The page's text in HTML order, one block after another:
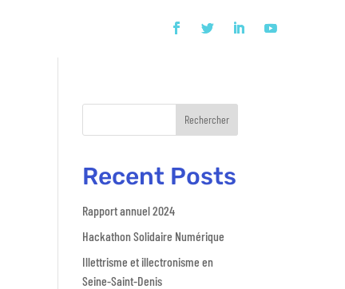
Rechercher
Recent Posts
Rapport annuel 2024
Hackathon Solidaire Numérique
Illettrisme et illectronisme en
Seine-Saint-Denis